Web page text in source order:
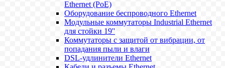
Ethernet (PoE)
Оборудование беспроводного Ethernet
Модульные коммутаторы Industrial Ethernet
для стойки 19''
Коммутаторы с защитой от вибрации, от
попадания пыли и влаги
DSL-удлинители Ethernet